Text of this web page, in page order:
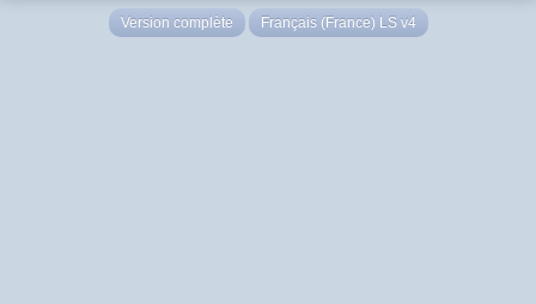
Version complète Français (France) LS v4